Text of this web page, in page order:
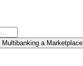
Multibanking a Marketplace